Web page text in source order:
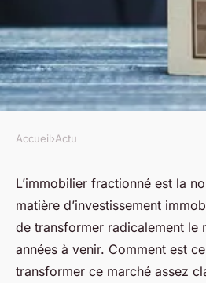
Comment
fractionné
transformer le
l'immobilier dans
Accueil›Actu
L’immobilier fractionné est la
matière d’investissement
de transformer radicalement le
années à venir. Comment est
transformer ce marché assez